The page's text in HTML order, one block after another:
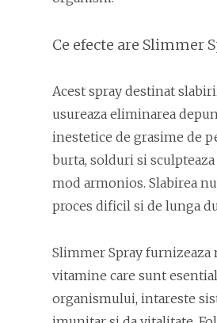
Ce efecte are Slimmer
Acest spray destinat
usureaza eliminarea
inestetice de grasime de
burta, solduri si
mod armonios. Slabirea
proces dificil si de lunga
Slimmer Spray furnizeaza
vitamine care sunt
organismului, intareste